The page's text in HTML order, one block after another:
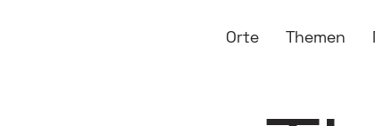
Orte Themen